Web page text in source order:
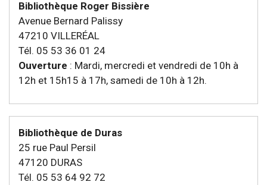
Bibliothèque Roger Bissière
Avenue Bernard Palissy
47210 VILLERÉAL
Tél. 05 53 36 01 24
Ouverture : Mardi, mercredi et vendredi de 10h à
12h et 15h15 à 17h, samedi de 10h à 12h.
Bibliothèque de Duras
25 rue Paul Persil
47120 DURAS
Tél. 05 53 64 92 72